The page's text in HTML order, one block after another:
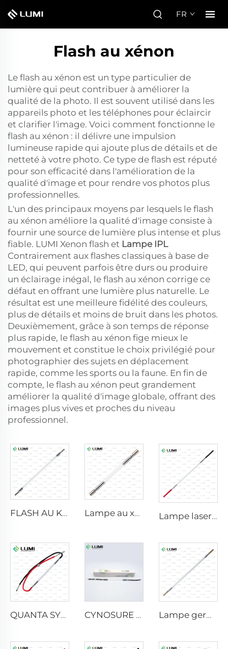
FR
Flash au xénon
Le flash au xénon est un type particulier de
lumière qui peut contribuer à améliorer la
qualité de la photo. Il est souvent utilisé dans les
appareils photo et les téléphones pour éclaircir
et clarifier l'image. Voici comment fonctionne le
flash au xénon : il délivre une impulsion
lumineuse rapide qui ajoute plus de détails et de
netteté à votre photo. Ce type de flash est réputé
pour son efficacité dans l'amélioration de la
qualité d'image et pour rendre vos photos plus
professionnelles.
L'un des principaux moyens par lesquels le flash
au xénon améliore la qualité d'image consiste à
fournir une source de lumière plus intense et plus
fiable. LUMI Xenon flash et Lampe IPL
Contrairement aux flashes classiques à base de
LED, qui peuvent parfois être durs ou produire
un éclairage inégal, le flash au xénon corrige ce
défaut en offrant une lumière plus naturelle. Le
résultat est une meilleure fidélité des couleurs,
plus de détails et moins de bruit dans les photos.
Deuxièmement, grâce à son temps de réponse
plus rapide, le flash au xénon fige mieux le
mouvement et constitue le choix privilégié pour
photographier des sujets en déplacement
rapide, comme les sports ou la faune. En fin de
compte, le flash au xénon peut grandement
améliorer la qualité d'image globale, offrant des
images plus vives et proches du niveau
professionnel.
FLASH AU KRYPTON Lampe au xénon IPL P1640 – 7×47×110 mm Lampe laser au xénon L2851-5×105×175 mm
QUANTA SYSTEM CYNOSURE E LITE + Lampe germicide à impulsion forte L3670 – 7×160×200 mm